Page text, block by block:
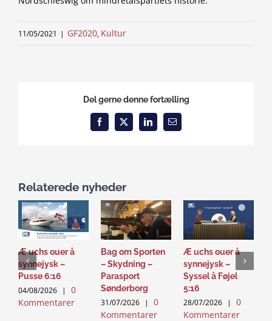
11/05/2021 | GF2020, Kultur
Del gerne denne fortælling
Facebook
X LinkedInEmail
Relaterede nyheder
Æ uchs ouer å
synnejysk –
Pusse 6:16
04/08/2026 |
0
Kommentarer
Bag om Sporten
– Skydning –
Parasport
Sønderborg
31/07/2026 |
0
Kommentarer
Æ uchs ouer å
synnejysk –
Syssel å Føjel
5:16
28/07/2026 |
0
Kommentarer